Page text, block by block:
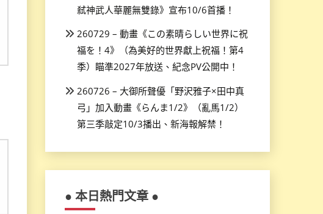
弒神武人華麗無雙錄》宣布10/6首播！
260729 – 動畫《この素晴らしい世界に祝
福を！4》（為美好的世界獻上祝福！第4
季）瞄準2027年放送、紀念PV公開中！
260726 – 大御所聲優「野沢雅子×田中真
弓」加入動畫《らんま1/2》（亂馬1/2）
第三季敲定10/3播出、新海報解禁！
● 本日熱門文章 ●